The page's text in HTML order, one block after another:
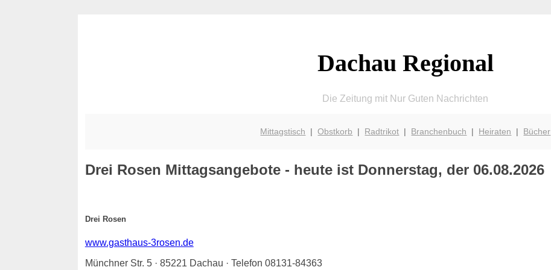
Dachau Regional
Die Zeitung mit Nur Guten Nachrichten
Mittagstisch |Obstkorb | Radtrikot | Branchenbuch | Heiraten | Bücher
Drei Rosen Mittagsangebote - heute ist Donnerstag, der 06.08.2026
Drei Rosen
www.gasthaus-3rosen.de
Münchner Str. 5 · 85221 Dachau · Telefon 08131-84363